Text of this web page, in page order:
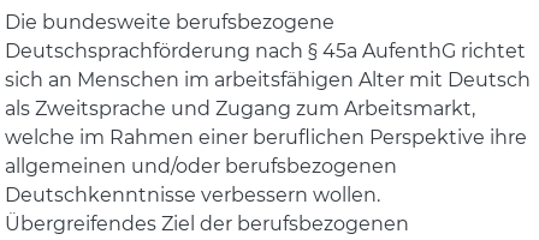
Die bundesweite berufsbezogene
Deutschsprachförderung nach § 45a AufenthG richtet
sich an Menschen im arbeitsfähigen Alter mit Deutsch
als Zweitsprache und Zugang zum Arbeitsmarkt,
welche im Rahmen einer beruflichen Perspektive ihre
allgemeinen und/oder berufsbezogenen
Deutschkenntnisse verbessern wollen.
Übergreifendes Ziel der berufsbezogenen